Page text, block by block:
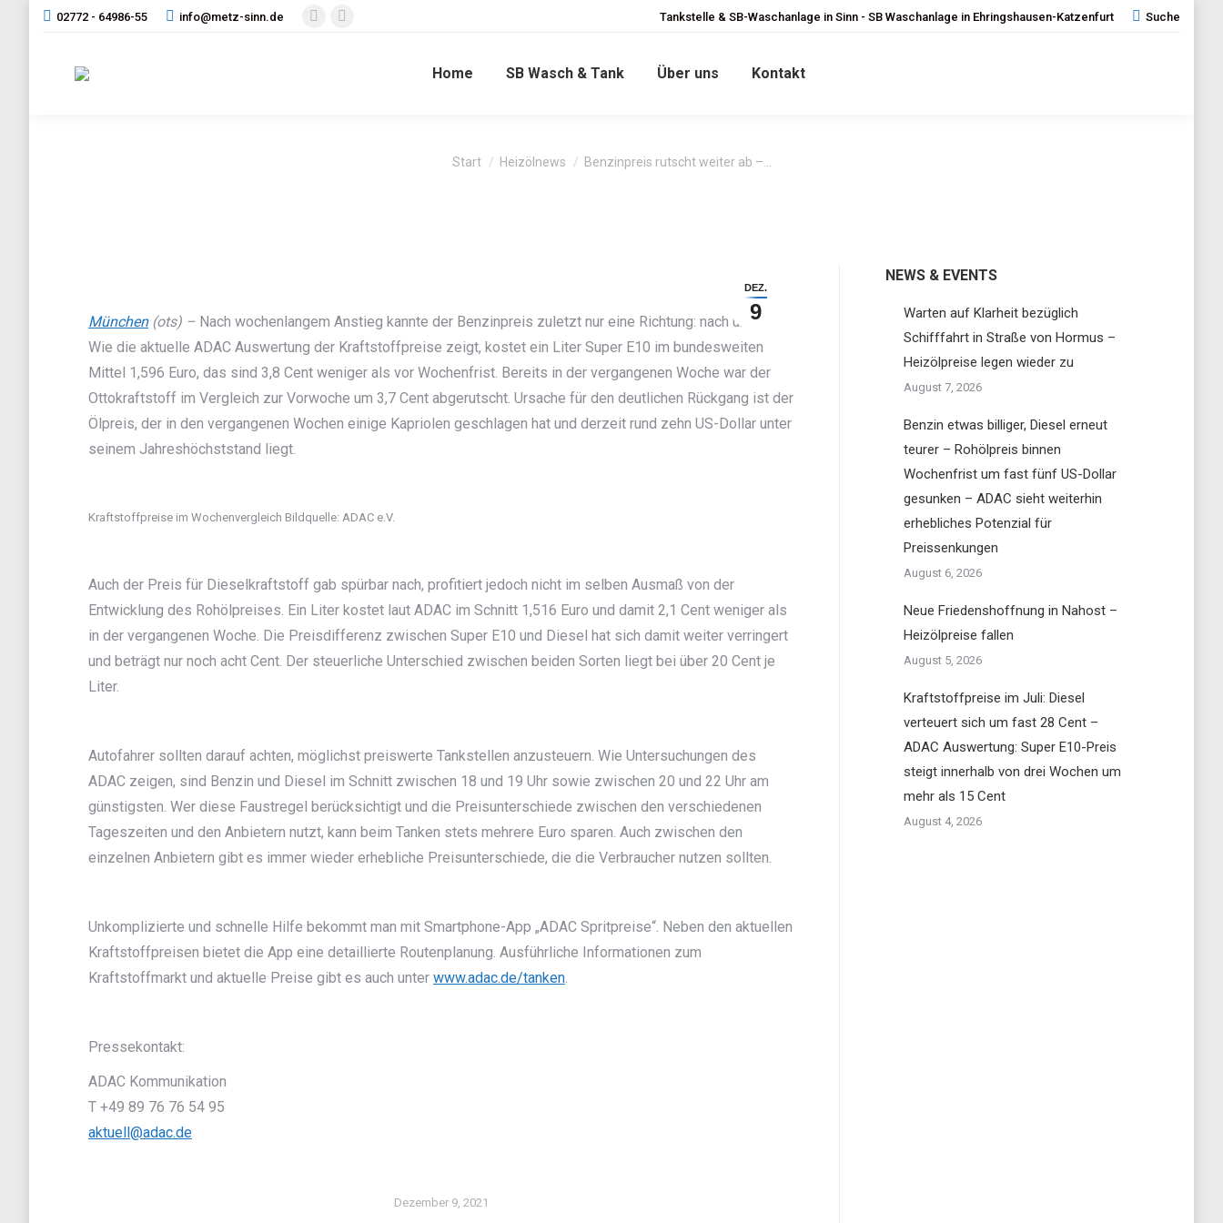
02772 - 64986-55 info@metz-sinn.de Tankstelle & SB-Waschanlage in Sinn - SB Waschanlage in Ehringshausen-Katzenfurt Search:
Suche
Home SB Wasch & Tank Über uns Kontakt
Sie befinden sich hier:
Start Heizölnews Benzinpreis rutscht weiter ab –…
DEZ.
9
München(ots) – Nach wochenlangem Anstieg kannte der Benzinpreis zuletzt nur eine Richtung: nach unten.
Wie die aktuelle ADAC Auswertung der Kraftstoffpreise zeigt, kostet ein Liter Super E10 im bundesweiten
Mittel 1,596 Euro, das sind 3,8 Cent weniger als vor Wochenfrist. Bereits in der vergangenen Woche war der
Ottokraftstoff im Vergleich zur Vorwoche um 3,7 Cent abgerutscht. Ursache für den deutlichen Rückgang ist der
Ölpreis, der in den vergangenen Wochen einige Kapriolen geschlagen hat und derzeit rund zehn US-Dollar unter
seinem Jahreshöchststand liegt.
Kraftstoffpreise im Wochenvergleich Bildquelle: ADAC e.V.
Auch der Preis für Dieselkraftstoff gab spürbar nach, profitiert jedoch nicht im selben Ausmaß von der
Entwicklung des Rohölpreises. Ein Liter kostet laut ADAC im Schnitt 1,516 Euro und damit 2,1 Cent weniger als
in der vergangenen Woche. Die Preisdifferenz zwischen Super E10 und Diesel hat sich damit weiter verringert
und beträgt nur noch acht Cent. Der steuerliche Unterschied zwischen beiden Sorten liegt bei über 20 Cent je
Liter.
Autofahrer sollten darauf achten, möglichst preiswerte Tankstellen anzusteuern. Wie Untersuchungen des
ADAC zeigen, sind Benzin und Diesel im Schnitt zwischen 18 und 19 Uhr sowie zwischen 20 und 22 Uhr am
günstigsten. Wer diese Faustregel berücksichtigt und die Preisunterschiede zwischen den verschiedenen
Tageszeiten und den Anbietern nutzt, kann beim Tanken stets mehrere Euro sparen. Auch zwischen den
einzelnen Anbietern gibt es immer wieder erhebliche Preisunterschiede, die die Verbraucher nutzen sollten.
Unkomplizierte und schnelle Hilfe bekommt man mit Smartphone-App „ADAC Spritpreise“. Neben den aktuellen
Kraftstoffpreisen bietet die App eine detaillierte Routenplanung. Ausführliche Informationen zum
Kraftstoffmarkt und aktuelle Preise gibt es auch unter www.adac.de/tanken.
Pressekontakt:
ADAC Kommunikation
T +49 89 76 76 54 95
aktuell@adac.de
Dezember 9, 2021
NEWS & EVENTS
Warten auf Klarheit bezüglich
Schifffahrt in Straße von Hormus –
Heizölpreise legen wieder zu
August 7, 2026
Benzin etwas billiger, Diesel erneut
teurer – Rohölpreis binnen
Wochenfrist um fast fünf US-Dollar
gesunken – ADAC sieht weiterhin
erhebliches Potenzial für
Preissenkungen
August 6, 2026
Neue Friedenshoffnung in Nahost –
Heizölpreise fallen
August 5, 2026
Kraftstoffpreise im Juli: Diesel
verteuert sich um fast 28 Cent –
ADAC Auswertung: Super E10-Preis
steigt innerhalb von drei Wochen um
mehr als 15 Cent
August 4, 2026